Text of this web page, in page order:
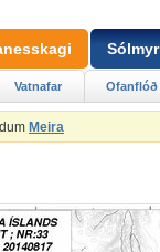
Meira
Vatnafar Ofanflóð